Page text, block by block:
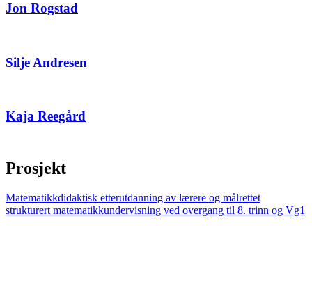
Jon Rogstad
Silje Andresen
Kaja Reegård
Prosjekt
Matematikkdidaktisk etterutdanning av lærere og målrettet
strukturert matematikkundervisning ved overgang til 8. trinn og Vg1